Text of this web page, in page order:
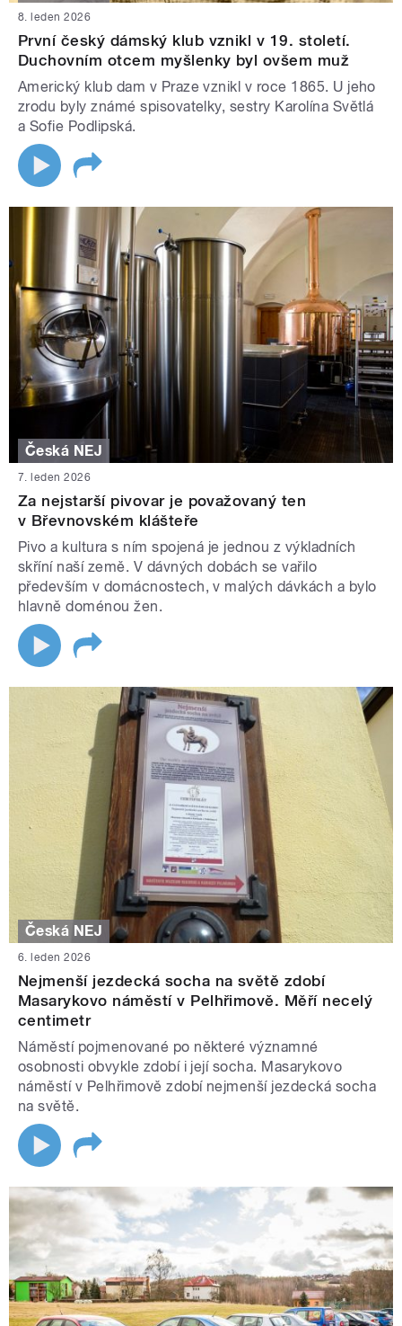
8. leden 2026
První český dámský klub vznikl v 19. století.
Duchovním otcem myšlenky byl ovšem muž
Americký klub dam v Praze vznikl v roce 1865. U jeho
zrodu byly známé spisovatelky, sestry Karolína Světlá
a Sofie Podlipská.
Česká NEJ
7. leden 2026
Za nejstarší pivovar je považovaný ten
v Břevnovském klášteře
Pivo a kultura s ním spojená je jednou z výkladních
skříní naší země. V dávných dobách se vařilo
především v domácnostech, v malých dávkách a bylo
hlavně doménou žen.
Česká NEJ
6. leden 2026
Nejmenší jezdecká socha na světě zdobí
Masarykovo náměstí v Pelhřimově. Měří necelý
centimetr
Náměstí pojmenované po některé významné
osobnosti obvykle zdobí i její socha. Masarykovo
náměstí v Pelhřimově zdobí nejmenší jezdecká socha
na světě.